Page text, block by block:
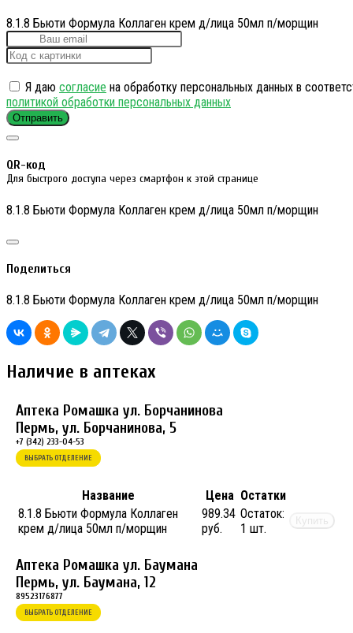
8.1.8 Бьюти Формула Коллаген крем д/лица 50мл п/морщин
Я даю согласие на обработку персональных данных в
политикой обработки персональных данных
Отправить
QR-код
Для быстрого доступа через смартфон к этой странице
8.1.8 Бьюти Формула Коллаген крем д/лица 50мл п/морщин
Поделиться
8.1.8 Бьюти Формула Коллаген крем д/лица 50мл п/морщин
Наличие в аптеках
Аптека Ромашка ул. Борчанинова
Пермь, ул. Борчанинова, 5
+7 (342) 233-04-53
ВЫБРАТЬ ОТДЕЛЕНИЕ
Название Цена Остатки
8.1.8 Бьюти Формула Коллаген
крем д/лица 50мл п/морщин
989.34
руб.
Остаток:
1 шт.
Купить
Аптека Ромашка ул. Баумана
Пермь, ул. Баумана, 12
89523176877
ВЫБРАТЬ ОТДЕЛЕНИЕ